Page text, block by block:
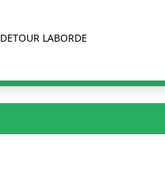
DETOUR LABORDE